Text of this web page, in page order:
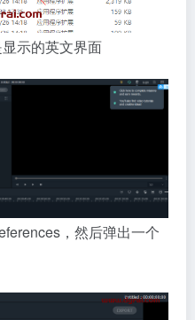
示的英文界面
，然后弹出一个